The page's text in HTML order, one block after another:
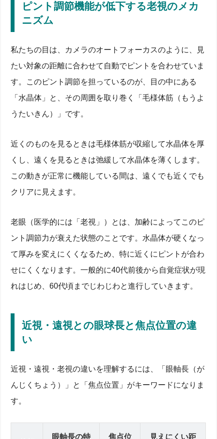
ピント調節機能が低下する老視のメカ
ニズム
私たちの目は、カメラのオートフォーカスのように、見
たい対象の距離に合わせて自動でピントを合わせていま
す。このピント調節を担っているのが、目の中にある
「水晶体」と、その周囲を取り巻く「毛様体筋（もうよ
うたいきん）」です。
近くのものを見るときは毛様体筋が収縮して水晶体を厚
くし、遠くを見るときは弛緩して水晶体を薄くします。
この動きが正常に機能している間は、遠くでも近くでも
クリアに見えます。
老眼（医学的には「老視」）とは、加齢によってこのピ
ント調節力が衰えた状態のことです。水晶体が硬くなっ
て厚みを変えにくくなるため、特に近くにピントが合わ
せにくくなります。一般的に40代前後から自覚症状が現
れはじめ、60代頃までじわじわと進行していきます。
近視・遠視との眼球長と焦点位置の違
い
近視・遠視・老視の違いを理解するには、「眼軸長（が
んじくちょう）」と「焦点位置」がキーワードになりま
す。
眼軸長の特
焦点位
見えにくい距